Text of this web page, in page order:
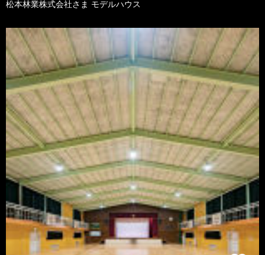
松本林業株式会社さま モデルハウス